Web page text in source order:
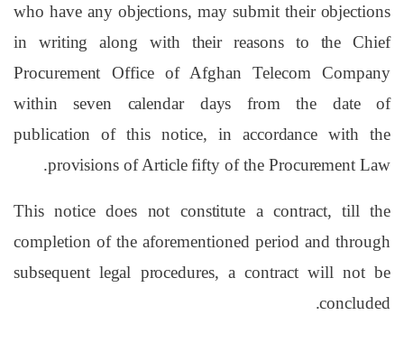
who have any objections, may submit their objections
in writing along with their reasons to the Chief
Procurement Office of Afghan Telecom Company
within seven calendar days
from the date of
publication of this notice, in accordance with the
provisions of Article fifty of the Procurement Law.
This notice does not constitute a contract, till the
completion of the aforementioned period and through
subsequent legal procedures, a contract will not be
concluded.